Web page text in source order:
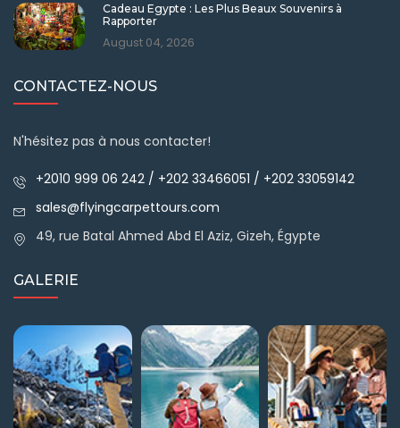
Cadeau Egypte : Les Plus Beaux Souvenirs à
Rapporter
August 04, 2026
CONTACTEZ-NOUS
N'hésitez pas à nous contacter!
+2010 999 06 242 / +202 33466051 / +202 33059142
sales@flyingcarpettours.com
49, rue Batal Ahmed Abd El Aziz, Gizeh, Égypte
GALERIE